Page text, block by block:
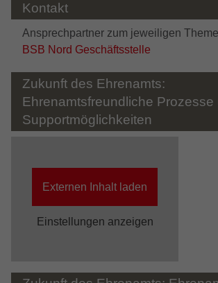
Kontakt
Ansprechpartner zum jeweiligen
BSB Nord Geschäftsstelle
Zukunft des Ehrenamts:
Ehrenamtsfreundliche Prozesse
Supportmöglichkeiten
Externen Inhalt laden
Einstellungen anzeigen
Zweck
oder der Website enthält,
bezieht. Es scheint eine
_gat-Cookies zu sein, das
hohem Traffic-Aufkommen
Datenmenge zu begrenzen.